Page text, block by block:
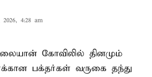
4:28 am
கோவிலில் தினமும்
பக்தர்கள் வருகை தந்து